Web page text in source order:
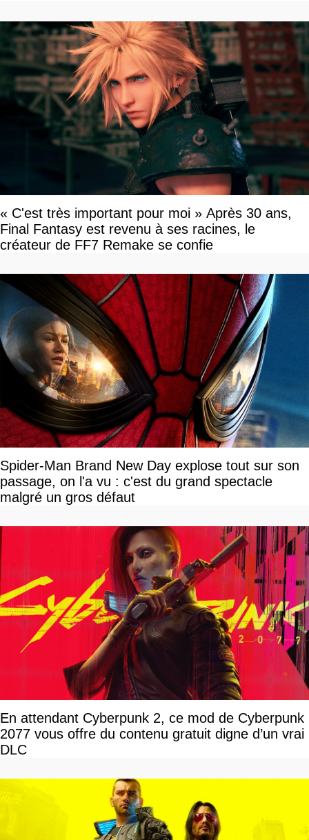
« C'est très important pour moi » Après 30 ans,
Final Fantasy est revenu à ses racines, le
créateur de FF7 Remake se confie
Spider-Man Brand New Day explose tout sur son
passage, on l'a vu : c'est du grand spectacle
malgré un gros défaut
En attendant Cyberpunk 2, ce mod de Cyberpunk
2077 vous offre du contenu gratuit digne d’un vrai
DLC